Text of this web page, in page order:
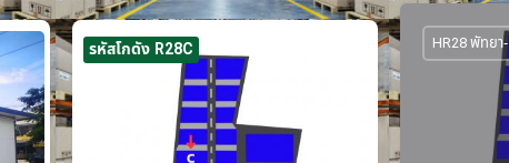
รหัสโกดัง R28C HR28 พัทยา